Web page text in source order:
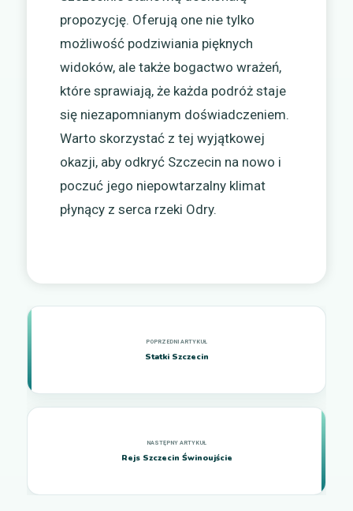
propozycję. Oferują one nie tylko
możliwość podziwiania pięknych
widoków, ale także bogactwo wrażeń,
które sprawiają, że każda podróż staje
się niezapomnianym doświadczeniem.
Warto skorzystać z tej wyjątkowej
okazji, aby odkryć Szczecin na nowo i
poczuć jego niepowtarzalny klimat
płynący z serca rzeki Odry.
Statki Szczecin
Rejs Szczecin Świnoujście